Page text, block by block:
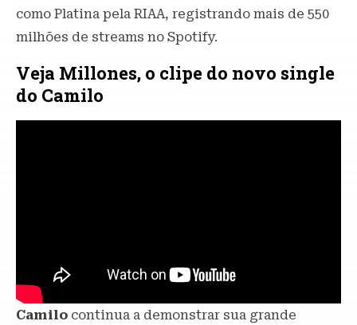
como Platina pela RIAA, registrando mais de 550
milhões de streams no Spotify.
Veja Millones, o clipe do novo single
do Camilo
Camilo continua a demonstrar sua grande